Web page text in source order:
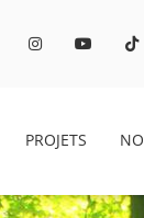
PROJETS